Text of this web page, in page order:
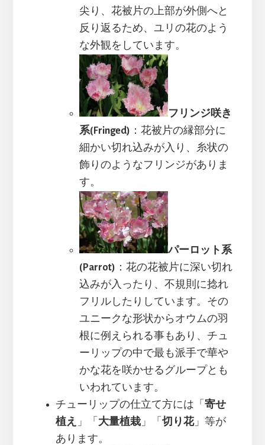
尖り、花被片の上部が外側へと
反り返るため、ユリの花のよう
な外観をしています。
フリンジ咲き
系(Fringed) ：花被片の縁部分に
細かい切れ込みが入り、糸状の
飾りのようなフリンジがありま
す。
パーロット系
(Parrot) ：花の花被片に深い切れ
込みが入ったり、不規則に捻れ
フリルしたりしています。その
ユニークな形状からオウムの羽
根に例えられる事もあり、チュ
ーリップの中で最も派手で華や
かな花を咲かせるグループとも
いわれています。
チューリップの仕立て方には「 寄せ
植え
」「 大量植栽」「 切り花」等が
あります。